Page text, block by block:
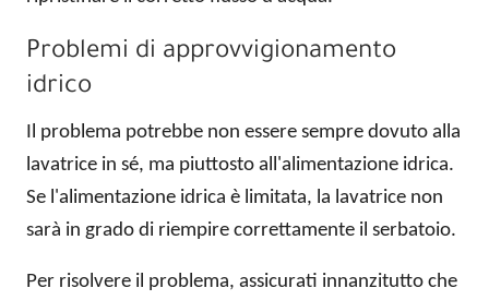
Problemi di approvvigionamento
idrico
Il problema potrebbe non essere sempre dovuto alla
lavatrice in sé, ma piuttosto all'alimentazione idrica.
Se l'alimentazione idrica è limitata, la lavatrice non
sarà in grado di riempire correttamente il serbatoio.
Per risolvere il problema, assicurati innanzitutto che